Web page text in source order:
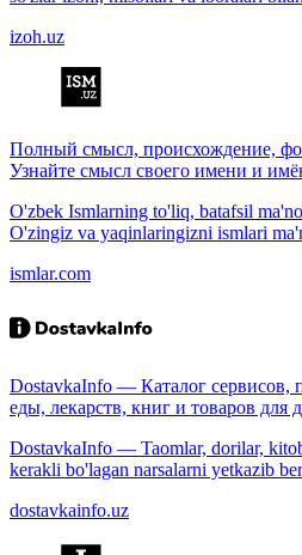
izoh.uz
Полный смысл, происхождение,
Узнайте смысл своего имени и
O'zbek Ismlarning to'liq, batafsil
O'zingiz va yaqinlaringizni ismlari
ismlar.com
DostavkaInfo — Каталог сервисов,
еды, лекарств, книг и товаров для
DostavkaInfo — Taomlar, dorilar,
kerakli bo'lagan narsalarni yetkazib
dostavkainfo.uz